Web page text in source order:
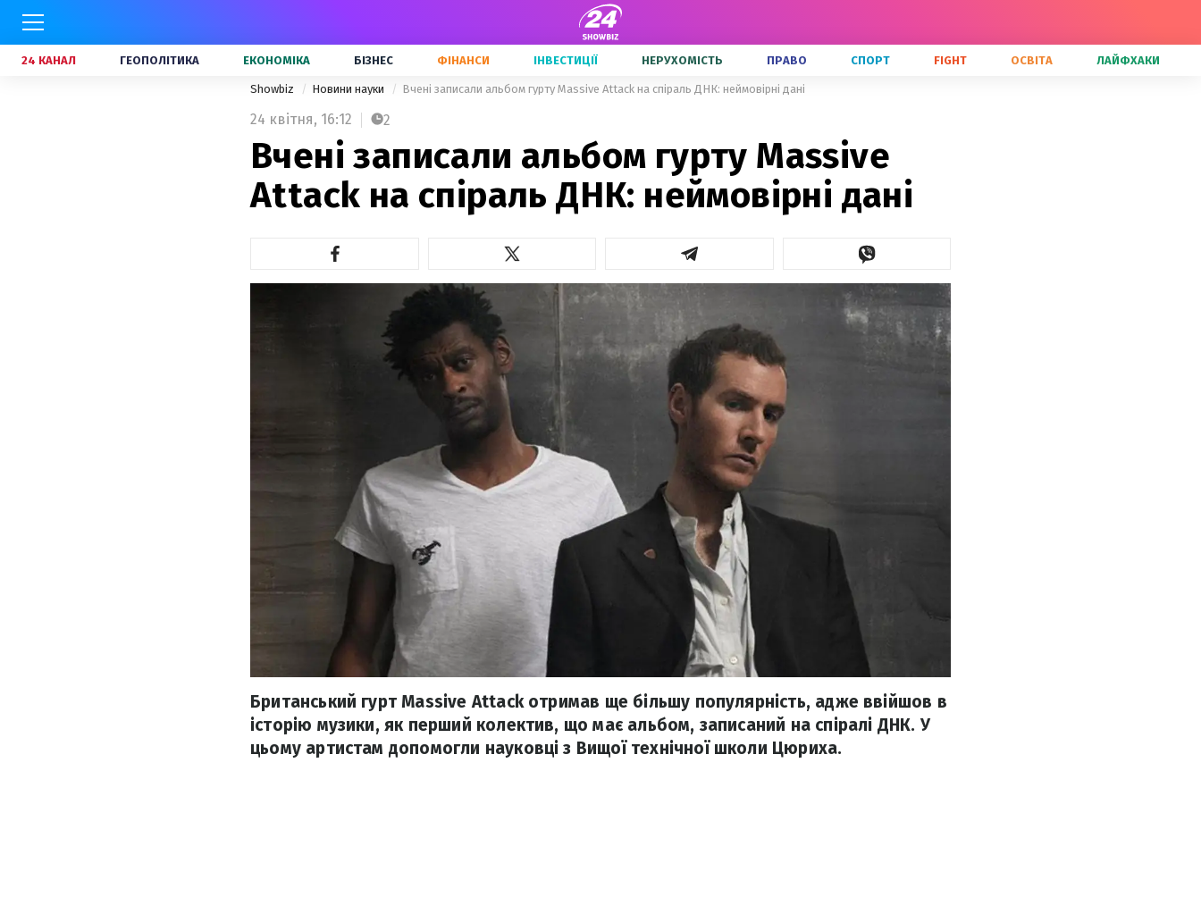
24 КАНАЛ ГЕОПОЛІТИКА ЕКОНОМІКА БІЗНЕС ФІНАНСИ ІНВЕСТИЦІЇ НЕРУХОМІСТЬ ПРАВО СПОРТ FIGHT ОСВІТА ЛАЙФХАКИ
Showbiz Новини науки Вчені записали альбом гурту Massive Attack на спіраль ДНК: неймовірні дані
24 квітня, 16:12 2
Вчені записали альбом гурту Massive
Attack на спіраль ДНК: неймовірні дані
Британський гурт Massive Attack отримав ще більшу популярність, адже ввійшов в
історію музики, як перший колектив, що має альбом, записаний на спіралі ДНК. У
цьому артистам допомогли науковці з Вищої технічної школи Цюриха.